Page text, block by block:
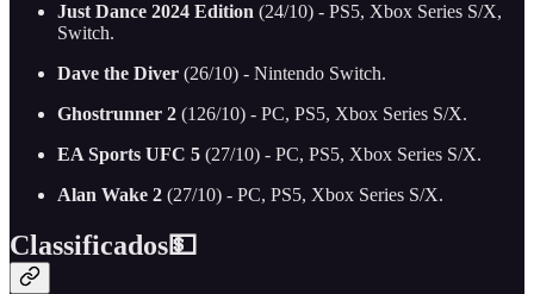
Just Dance 2024 Edition (24/10) - PS5, Xbox Series S/X,
Switch.
Dave the Diver (26/10) - Nintendo Switch.
Ghostrunner 2 (126/10) - PC, PS5, Xbox Series S/X.
EA Sports UFC 5 (27/10) - PC, PS5, Xbox Series S/X.
Alan Wake 2 (27/10) - PC, PS5, Xbox Series S/X.
Classificados💵